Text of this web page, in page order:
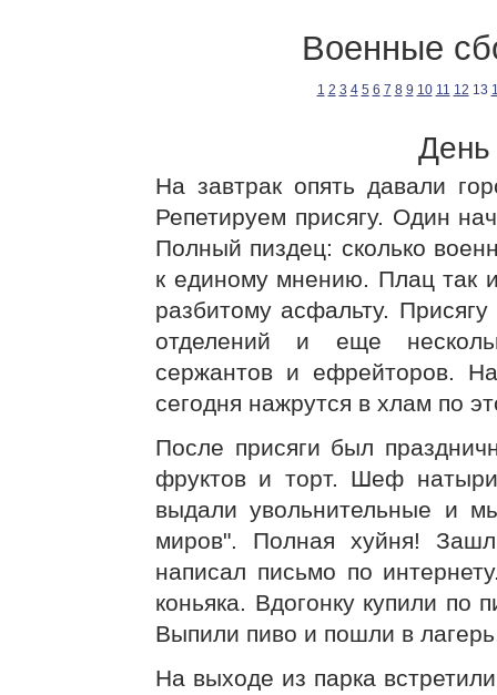
Военные
1 2 3 4 5 6 7 8 9 10 11 12 13
День
На завтрак опять давали
Репетируем присягу. Один
Полный пиздец: сколько
к единому мнению. Плац так
разбитому асфальту.
отделений и еще
сержантов и ефрейторов.
сегодня нажрутся в хлам по
После присяги был
фруктов и торт. Шеф
выдали увольнительные и
миров". Полная хуйня!
написал письмо по
коньяка. Вдогонку купили по
Выпили пиво и пошли в
На выходе из парка